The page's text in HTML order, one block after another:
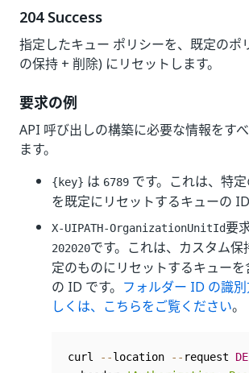
204 Success
指定したキュー ポリシーを、既定のポ
の保持 + 削除) にリセットします。
要求の例
API 呼び出しの構築に必要な情報をす
ます。
{key} は 6789 です。これは、特
を既定にリセットするキューの ID
X-UIPATH-OrganizationUnitId要
202020です。これは、カスタム
定のものにリセットするキュー
の ID です。 フォルダー ID の識
しくは、こちらをご覧ください。
curl --location -- request